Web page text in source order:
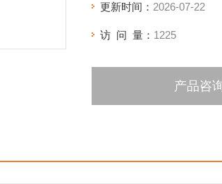
更新时间： 2026-07-22
访 问 量： 1225
产品咨